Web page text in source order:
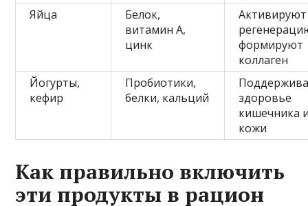
Яйца
Белок,
витамин А,
цинк
Активируют
формируют
коллаген
Йогурты,
кефир
Пробиотики,
белки, кальций
здоровье
кишечника
кожи
Как правильно включить
эти продукты в рацион